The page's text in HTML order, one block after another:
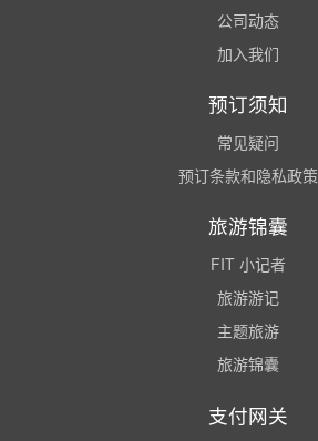
公司动态
加入我们
预订须知
常见疑问
预订条款和隐私政策
旅游锦囊
FIT 小记者
旅游游记
主题旅游
旅游锦囊
支付网关